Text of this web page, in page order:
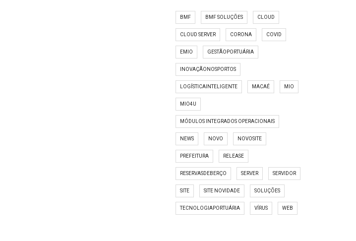
BMF BMF SOLUÇÕES CLOUD
CLOUD SERVER CORONA COVID
EMIO GESTÃOPORTUÁRIA
INOVAÇÃONOSPORTOS
LOGÍSTICAINTELIGENTE MACAÉ MIO
MIO4U
MÓDULOS INTEGRADOS OPERACIONAIS
NEWS NOVO NOVOSITE
PREFEITURA RELEASE
RESERVASDEBERÇO SERVER SERVIDOR
SITE SITE NOVIDADE SOLUÇÕES
TECNOLOGIAPORTUÁRIA VÍRUS WEB